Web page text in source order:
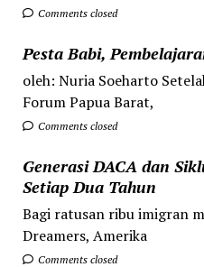
Comments closed
Pesta Babi,
oleh: Nuria Soeharto
Forum Papua Barat,
Comments closed
Generasi DACA dan
Setiap Dua Tahun
Bagi ratusan ribu imigran
Dreamers, Amerika
Comments closed